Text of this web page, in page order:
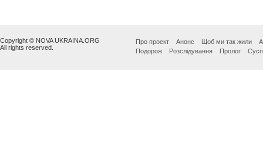
Copyright © NOVA UKRAINA.ORG
All rights reserved.
Про проект Анонс Щоб ми так жили
Подорож
Розслідування Пролог